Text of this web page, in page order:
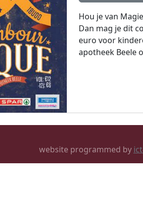
Hou je van
Dan mag je dit
euro voor
apotheek Beele
website programmed by